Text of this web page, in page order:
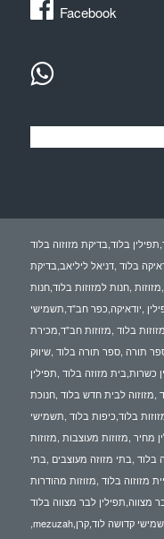
Facebook
בלוד,בדיקת מזוזוה בלוד
בלוד ,דניאל ליליאב,בדיקת
,חנות למזוזות בלוד,חנות
,יודאיקה,כפר חב"ד,תשמישי
בלוד ,מזוזות חב"ד,מכירת
תורה ,ספר תורה בלוד ,שיווק
כשרות,בית מזוזה בלוד ,תפילין
,מזוזוה לבית חדש בלוד ,חנוכת
בלוד,כיפות בלוד ,תשמישי
מחיר ,מזוזות מעוצבות ,מזוזות
בלוד ,בתי מזוזה מעוצבים ,בתי
מזוזוה בלוד ,מזוזות מהודרות
מצווה,תפילין לבר מצווה בלוד
,mezuzah,פרשיות תפילין,שמע ישראל תפילין,בתי תפילין,תשמישי קדושה לוד,קרן